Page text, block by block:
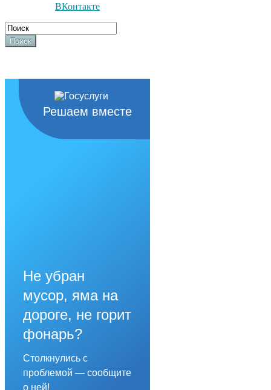
ВКонтакте
Поиск
Решаем вместе
Не убран
мусор, яма на
дороге, не горит
фонарь?
Столкнулись с
проблемой — сообщите
о ней!